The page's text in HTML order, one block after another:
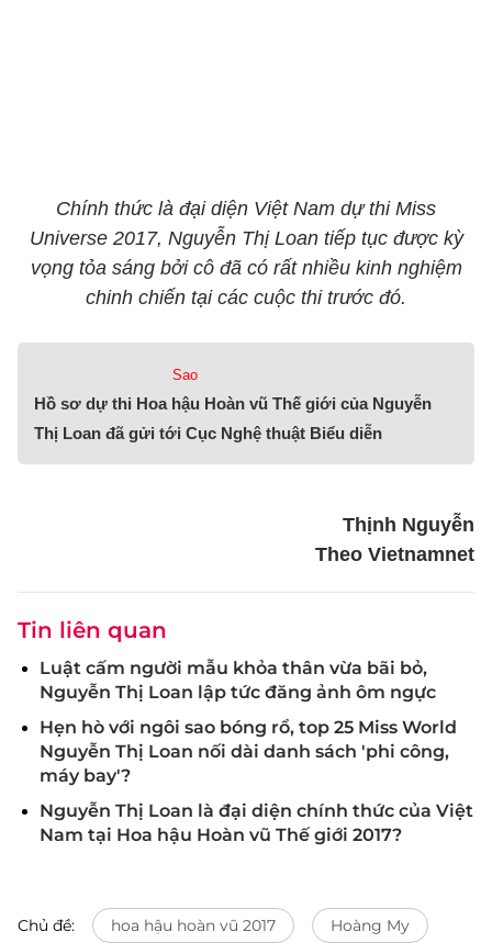
Chính thức là đại diện Việt Nam dự thi Miss
Universe 2017, Nguyễn Thị Loan tiếp tục được kỳ
vọng tỏa sáng bởi cô đã có rất nhiều kinh nghiệm
chinh chiến tại các cuộc thi trước đó.
Sao
Hồ sơ dự thi Hoa hậu Hoàn vũ Thế giới của Nguyễn
Thị Loan đã gửi tới Cục Nghệ thuật Biểu diễn
Thịnh Nguyễn
Theo Vietnamnet
Tin liên quan
Luật cấm người mẫu khỏa thân vừa bãi bỏ,
Nguyễn Thị Loan lập tức đăng ảnh ôm ngực
Hẹn hò với ngôi sao bóng rổ, top 25 Miss World
Nguyễn Thị Loan nối dài danh sách 'phi công,
máy bay'?
Nguyễn Thị Loan là đại diện chính thức của Việt
Nam tại Hoa hậu Hoàn vũ Thế giới 2017?
Chủ đề: hoa hậu hoàn vũ 2017 Hoàng My